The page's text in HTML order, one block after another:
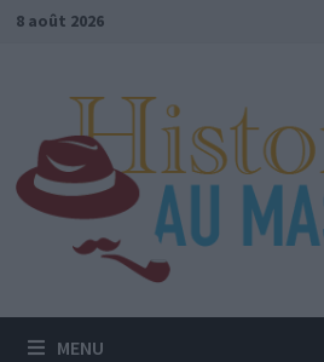
Passer
8 août 2026
MENU